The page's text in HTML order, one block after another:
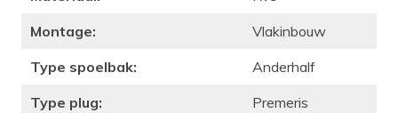
Montage:
Vlakinbouw
Type spoelbak:
Anderhalf
Type plug:
Premeris